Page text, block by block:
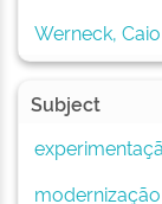
Werneck, Caio
Subject